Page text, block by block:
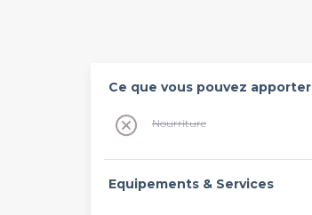
Ce que vous pouvez apporter
Nourriture
Equipements & Services